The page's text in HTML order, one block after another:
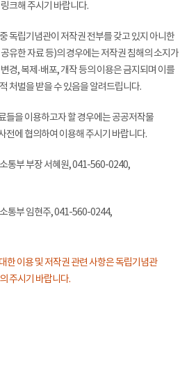
크해 주시기 바랍니다.
독립기념관이 저작권 전부를 갖고 있지 아니한
유한 자료 등)의 경우에는 저작권 침해의 소지가
경, 복제·배포, 개작 등의 이용은 금지되며 이를
처벌을 받을 수 있음을 알려드립니다.
들을 이용하고자 할 경우에는 공공저작물
전에 협의하여 이용해 주시기 바랍니다.
통부 부장 서혜원, 041-560-0240,
통부 임현주, 041-560-0244,
한 이용 및 저작권 관련 사항은 독립기념관
주시기 바랍니다.